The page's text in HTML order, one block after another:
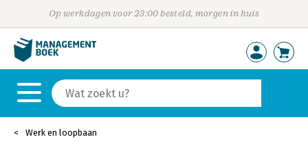
Op werkdagen voor 23:00 besteld, morgen in huis
Werk en loopbaan